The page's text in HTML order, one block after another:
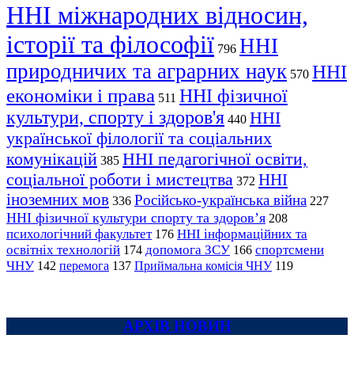
ННІ міжнародних відносин,
історії та філософії 796 ННІ
природничих та аграрних наук 570 ННІ
економіки і права 511 ННІ фізичної
культури, спорту і здоров'я 440 ННІ
української філології та соціальних
комунікацій 385 ННІ педагогічної освіти,
соціальної роботи і мистецтва 372 ННІ
іноземних мов 336 Російсько-українська війна 227
ННІ фізичної культури спорту та здоров’я 208
психологічний факультет 176 ННІ інформаційних та
освітніх технологій 174 допомога ЗСУ 166 спортсмени
ЧНУ 142 перемога 137 Приймальна комісія ЧНУ 119
АРХІВ НОВИН